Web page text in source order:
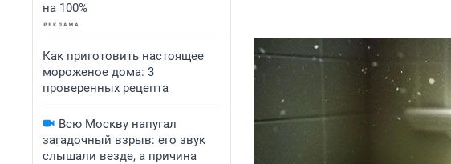
на 100%
Как приготовить настоящее
мороженое дома: 3
проверенных рецепта
Всю Москву напугал
загадочный взрыв: его звук
слышали везде, а причина